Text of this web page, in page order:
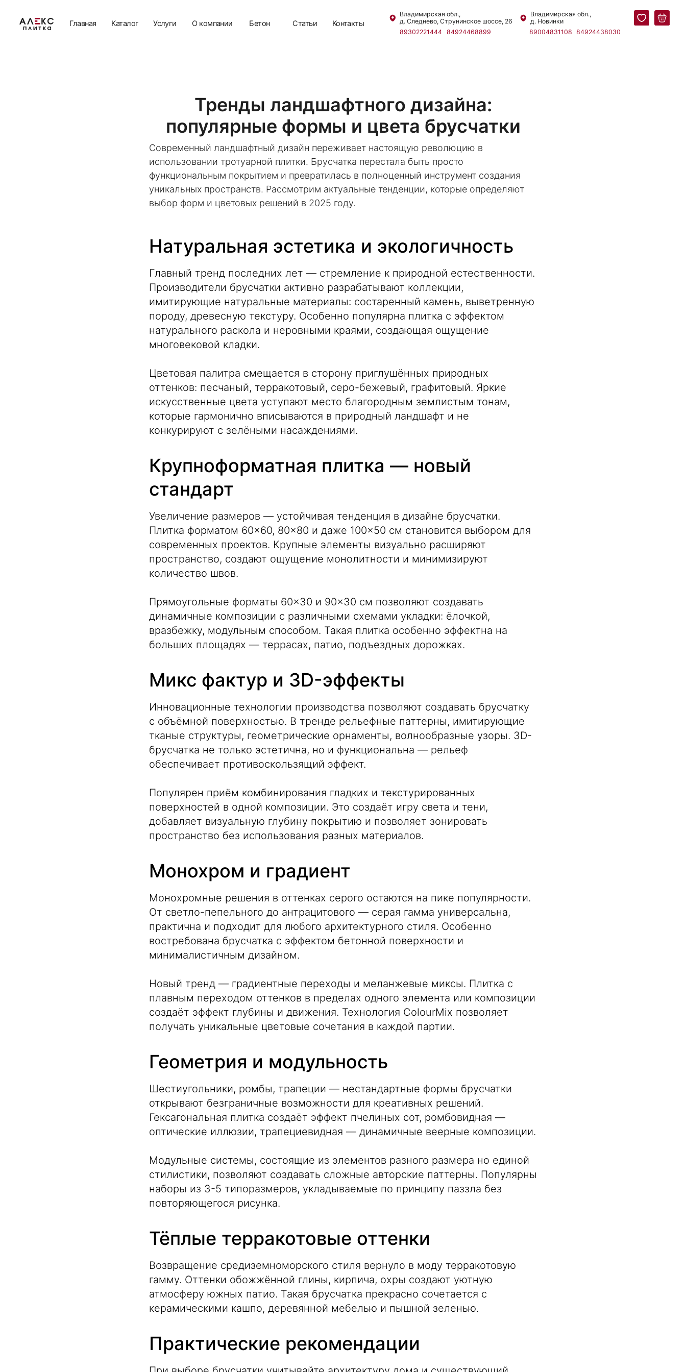
Главная Каталог Услуги О компании Статьи
Бетон Контакты
84924438030
89004831108
84924468899
Владимирская обл.,
д. Следнево, Струнинское шоссе, 26 д. Новинки
Тренды ландшафтного дизайна:
популярные формы и цвета брусчатки
Современный ландшафтный дизайн переживает настоящую революцию в
использовании тротуарной плитки. Брусчатка перестала быть просто
функциональным покрытием и превратилась в полноценный инструмент создания
уникальных пространств. Рассмотрим актуальные тенденции, которые определяют
выбор форм и цветовых решений в 2025 году.
Натуральная эстетика и экологичность
Главный тренд последних лет — стремление к природной естественности.
Производители брусчатки активно разрабатывают коллекции,
имитирующие натуральные материалы: состаренный камень, выветренную
породу, древесную текстуру. Особенно популярна плитка с эффектом
натурального раскола и неровными краями, создающая ощущение
многовековой кладки.
Цветовая палитра смещается в сторону приглушённых природных
оттенков: песчаный, терракотовый, серо-бежевый, графитовый. Яркие
искусственные цвета уступают место благородным землистым тонам,
которые гармонично вписываются в природный ландшафт и не
конкурируют с зелёными насаждениями.
Крупноформатная плитка — новый
стандарт
Увеличение размеров — устойчивая тенденция в дизайне брусчатки.
Плитка форматом 60×60, 80×80 и даже 100×50 см становится выбором для
современных проектов. Крупные элементы визуально расширяют
пространство, создают ощущение монолитности и минимизируют
количество швов.
Прямоугольные форматы 60×30 и 90×30 см позволяют создавать
динамичные композиции с различными схемами укладки: ёлочкой,
вразбежку, модульным способом. Такая плитка особенно эффектна на
больших площадях — террасах, патио, подъездных дорожках.
Микс фактур и 3D-эффекты
Инновационные технологии производства позволяют создавать брусчатку
с объёмной поверхностью. В тренде рельефные паттерны, имитирующие
тканые структуры, геометрические орнаменты, волнообразные узоры. 3D-
брусчатка не только эстетична, но и функциональна — рельеф
обеспечивает противоскользящий эффект.
Популярен приём комбинирования гладких и текстурированных
поверхностей в одной композиции. Это создаёт игру света и тени,
добавляет визуальную глубину покрытию и позволяет зонировать
пространство без использования разных материалов.
Монохром и градиент
Монохромные решения в оттенках серого остаются на пике популярности.
От светло-пепельного до антрацитового — серая гамма универсальна,
практична и подходит для любого архитектурного стиля. Особенно
востребована брусчатка с эффектом бетонной поверхности и
минималистичным дизайном.
Новый тренд — градиентные переходы и меланжевые миксы. Плитка с
плавным переходом оттенков в пределах одного элемента или композиции
создаёт эффект глубины и движения. Технология ColourMix позволяет
получать уникальные цветовые сочетания в каждой партии.
Геометрия и модульность
Шестиугольники, ромбы, трапеции — нестандартные формы брусчатки
открывают безграничные возможности для креативных решений.
Гексагональная плитка создаёт эффект пчелиных сот, ромбовидная —
оптические иллюзии, трапециевидная — динамичные веерные композиции.
Модульные системы, состоящие из элементов разного размера но единой
стилистики, позволяют создавать сложные авторские паттерны. Популярны
наборы из 3-5 типоразмеров, укладываемые по принципу паззла без
повторяющегося рисунка.
Тёплые терракотовые оттенки
Возвращение средиземноморского стиля вернуло в моду терракотовую
гамму. Оттенки обожжённой глины, кирпича, охры создают уютную
атмосферу южных патио. Такая брусчатка прекрасно сочетается с
керамическими кашпо, деревянной мебелью и пышной зеленью.
Практические рекомендации